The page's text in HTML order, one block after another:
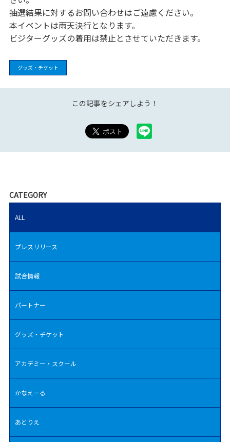
抽選結果に対するお問い合わせはご遠慮ください。
本イベントは雨天決行となります。
ビジターグッズの着用は禁止とさせていただきます。
グッズ・チケット
この記事をシェアしよう！
CATEGORY
ALL
プレスリリース
試合情報
パートナー
グッズ・チケット
アカデミー・スクール
かなえーる
あとりえ